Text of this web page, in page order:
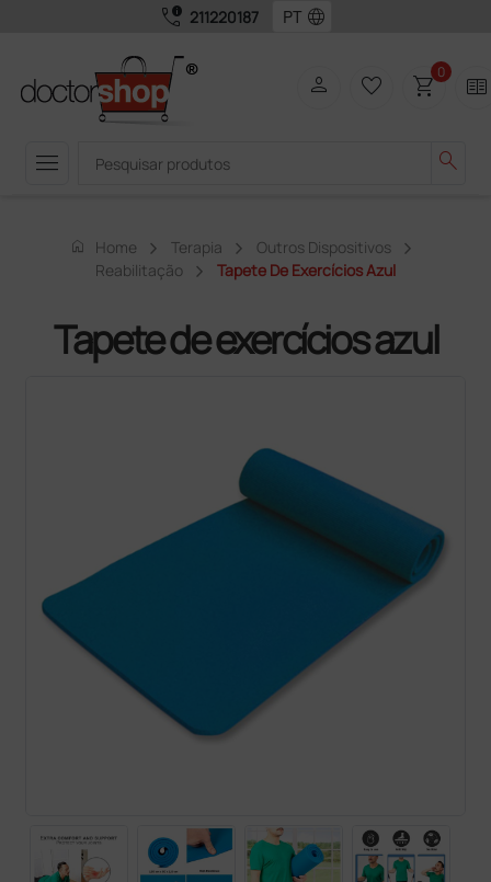
call_quality 211220187 language
menu search
person favorite_border shopping_cart0 two_pager
home Home Terapia
Outros Dispositivos
Reabilitação
Tapete De Exercícios Azul
Tapete de exercícios azul